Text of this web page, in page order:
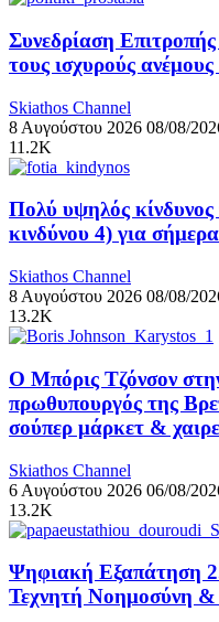
Συνεδρίαση
τους ισχυρούς
Skiathos Channel
8 Αυγούστου 2026 08/08/
11.2K
Πολύ υψηλός
κινδύνου 4) για
Skiathos Channel
8 Αυγούστου 2026 08/08/
13.2K
Ο Μπόρις Τζόνσον
πρωθυπουργός της
σούπερ μάρκετ &
Skiathos Channel
6 Αυγούστου 2026 06/08/
13.2K
Ψηφιακή Εξαπάτηση
Τεχνητή Νοημοσύνη